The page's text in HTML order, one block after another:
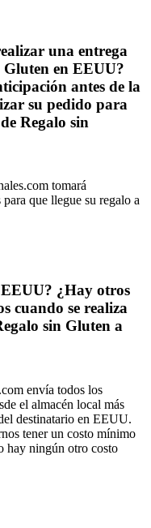
una entrega
Gluten en EEUU?
antes de la
su pedido para
Regalo sin
tomará
que llegue su regalo a
¿Hay otros
cuando se realiza
sin Gluten a
envía todos los
el almacén local más
destinatario en EEUU.
tener un costo mínimo
hay ningún otro costo